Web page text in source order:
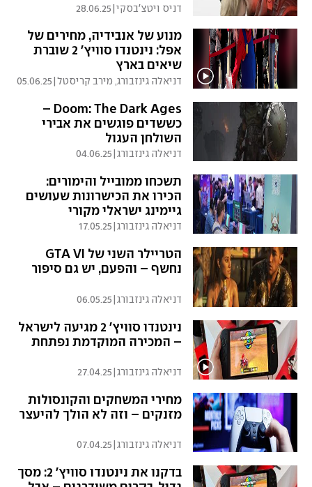
דניס ויטצ'בסקי|
28.06.25
מנוע של אנבידיה, מחירים של
אפל: נינטנדו סוויץ' 2 שוברת
שיאים בארץ
דניאלה גינזבורג, מירב קריסטל|
05.06.25
Doom: The Dark Ages –
כששדים פוגשים את אבירי
השולחן העגול
דניאלה גינזבורג|
04.06.25
תשכחו ממובייל והימורים:
הכירו את הכישרונות שעושים
גיימינג ישראלי מקורי
דניאלה גינזבורג|
17.05.25
הטריילר השני של GTA VI
נחשף – והפעם, יש גם סיפור
דניאלה גינזבורג|
06.05.25
נינטנדו סוויץ' 2 מגיעה לישראל
– המכירה המוקדמת נפתחת
דניאלה גינזבורג|
27.04.25
מחירי המשחקים והקונסולות
מזנקים – וזה לא הולך להיעצר
דניאלה גינזבורג|
07.04.25
בדקנו את נינטנדו סוויץ' 2: מסך